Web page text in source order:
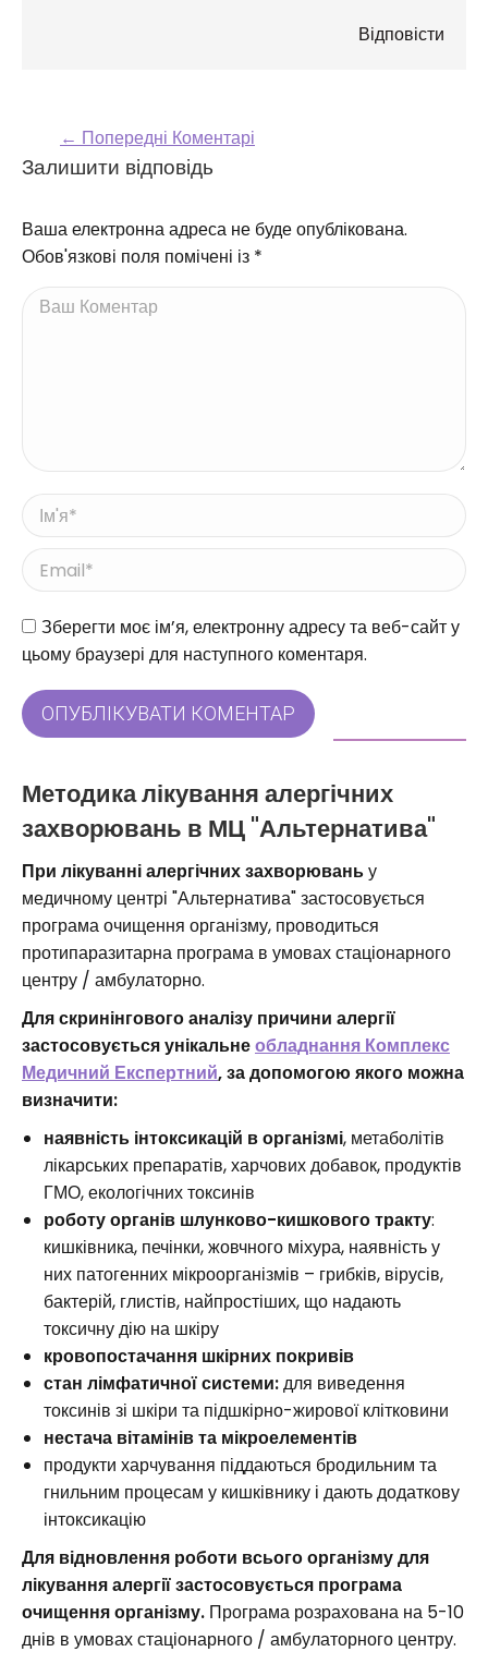
Відповісти
Comment navigation
← Попередні Коментарі
Залишити відповідь
Ваша електронна адреса не буде опублікована.
Обов'язкові поля помічені із *
Ваш Коментар
Ім'я *
Email *
Веб-сайт
Зберегти моє ім’я, електронну адресу та веб-сайт у
цьому браузері для наступного коментаря.
ОПУБЛІКУВАТИ КОМЕНТАР
Методика лікування алергічних
захворювань в МЦ "Альтернатива"
При лікуванні алергічних захворюваньу
медичному центрі "Альтернатива" застосовується
програма очищення організму, проводиться
протипаразитарна програма в умовах стаціонарного
центру / амбулаторно.
Для скринінгового аналізу причини алергії
застосовується унікальнеобладнання Комплекс
Медичний Експертний, за допомогою якого можна
визначити:
наявність інтоксикацій в організмі, метаболітів
лікарських препаратів, харчових добавок, продуктів
ГМО, екологічних токсинів
роботу органів шлунково-кишкового тракту:
кишківника, печінки, жовчного міхура, наявність у
них патогенних мікроорганізмів – грибків, вірусів,
бактерій, глистів, найпростіших, що надають
токсичну дію на шкіру
кровопостачання шкірних покривів
стан лімфатичної системи:для виведення
токсинів зі шкіри та підшкірно-жирової клітковини
нестача вітамінів та мікроелементів
продукти харчування піддаються бродильним та
гнильним процесам у кишківнику і дають додаткову
інтоксикацію
Для відновлення роботи всього організму для
лікування алергії застосовується програма
очищення організму. Програма розрахована на 5-10
днів в умовах стаціонарного / амбулаторного центру.